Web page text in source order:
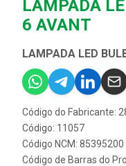
LAMPADA
6 AVANT
LAMPADA LED
Código do Fabricante:
Código: 11057
Código NCM: 85395200
Código de Barras do